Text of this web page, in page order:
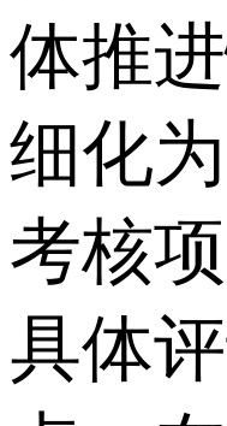
体推
细化
考核
具体